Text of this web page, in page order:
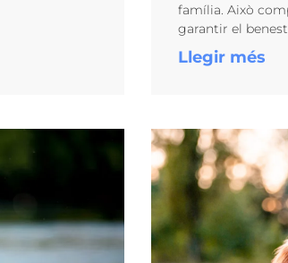
família. Això
garantir el
Llegir més